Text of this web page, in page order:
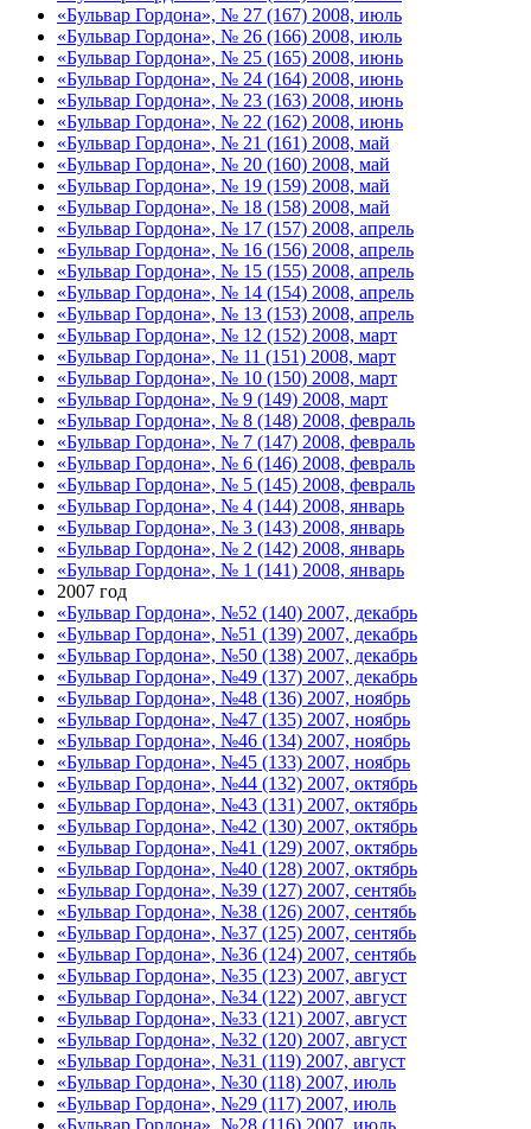
«Бульвар Гордона», № 27 (167) 2008, июль
«Бульвар Гордона», № 26 (166) 2008, июль
«Бульвар Гордона», № 25 (165) 2008, июнь
«Бульвар Гордона», № 24 (164) 2008, июнь
«Бульвар Гордона», № 23 (163) 2008, июнь
«Бульвар Гордона», № 22 (162) 2008, июнь
«Бульвар Гордона», № 21 (161) 2008, май
«Бульвар Гордона», № 20 (160) 2008, май
«Бульвар Гордона», № 19 (159) 2008, май
«Бульвар Гордона», № 18 (158) 2008, май
«Бульвар Гордона», № 17 (157) 2008, апрель
«Бульвар Гордона», № 16 (156) 2008, апрель
«Бульвар Гордона», № 15 (155) 2008, апрель
«Бульвар Гордона», № 14 (154) 2008, апрель
«Бульвар Гордона», № 13 (153) 2008, апрель
«Бульвар Гордона», № 12 (152) 2008, март
«Бульвар Гордона», № 11 (151) 2008, март
«Бульвар Гордона», № 10 (150) 2008, март
«Бульвар Гордона», № 9 (149) 2008, март
«Бульвар Гордона», № 8 (148) 2008, февраль
«Бульвар Гордона», № 7 (147) 2008, февраль
«Бульвар Гордона», № 6 (146) 2008, февраль
«Бульвар Гордона», № 5 (145) 2008, февраль
«Бульвар Гордона», № 4 (144) 2008, январь
«Бульвар Гордона», № 3 (143) 2008, январь
«Бульвар Гордона», № 2 (142) 2008, январь
«Бульвар Гордона», № 1 (141) 2008, январь
2007 год
«Бульвар Гордона», №52 (140) 2007, декабрь
«Бульвар Гордона», №51 (139) 2007, декабрь
«Бульвар Гордона», №50 (138) 2007, декабрь
«Бульвар Гордона», №49 (137) 2007, декабрь
«Бульвар Гордона», №48 (136) 2007, ноябрь
«Бульвар Гордона», №47 (135) 2007, ноябрь
«Бульвар Гордона», №46 (134) 2007, ноябрь
«Бульвар Гордона», №45 (133) 2007, ноябрь
«Бульвар Гордона», №44 (132) 2007, октябрь
«Бульвар Гордона», №43 (131) 2007, октябрь
«Бульвар Гордона», №42 (130) 2007, октябрь
«Бульвар Гордона», №41 (129) 2007, октябрь
«Бульвар Гордона», №40 (128) 2007, октябрь
«Бульвар Гордона», №39 (127) 2007, сентябь
«Бульвар Гордона», №38 (126) 2007, сентябь
«Бульвар Гордона», №37 (125) 2007, сентябь
«Бульвар Гордона», №36 (124) 2007, сентябь
«Бульвар Гордона», №35 (123) 2007, август
«Бульвар Гордона», №34 (122) 2007, август
«Бульвар Гордона», №33 (121) 2007, август
«Бульвар Гордона», №32 (120) 2007, август
«Бульвар Гордона», №31 (119) 2007, август
«Бульвар Гордона», №30 (118) 2007, июль
«Бульвар Гордона», №29 (117) 2007, июль
«Бульвар Гордона», №28 (116) 2007, июль